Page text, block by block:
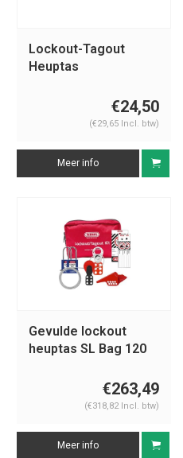
Lockout-Tagout
Heuptas
€24,50
(€29,65 Incl. btw)
Meer info
Gevulde lockout
heuptas SL Bag 120
€263,49
(€318,82 Incl. btw)
Meer info